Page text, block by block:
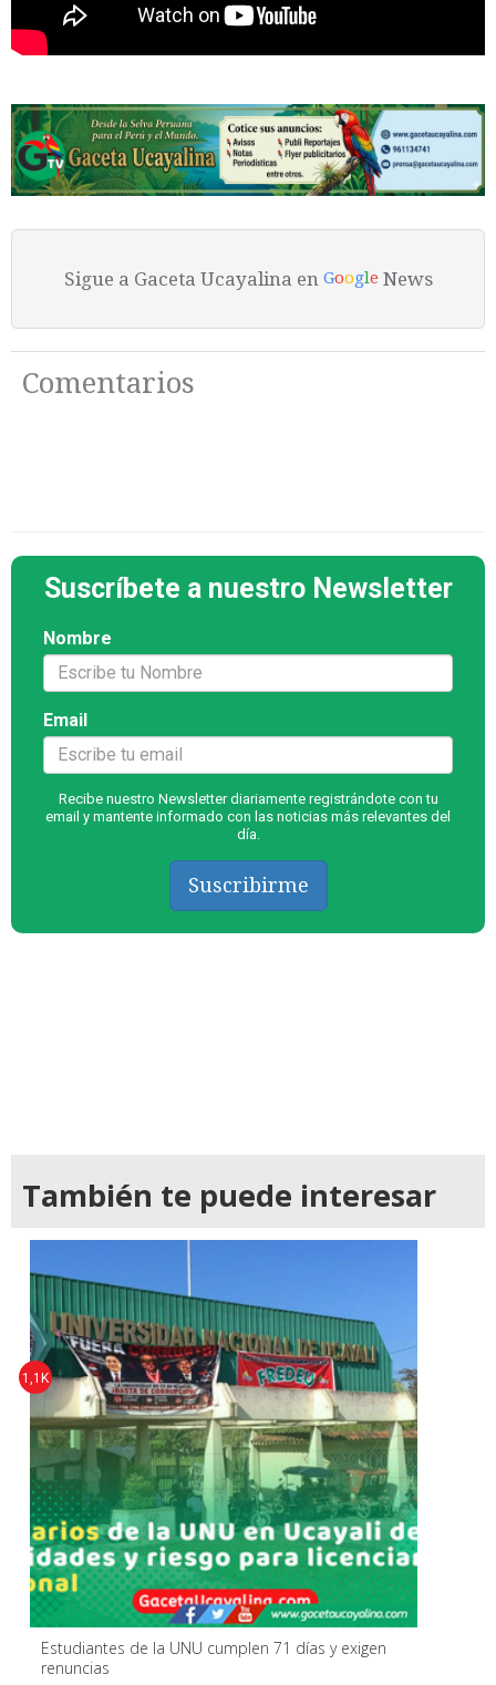
Sigue a Gaceta Ucayalina en Google News
Comentarios
Suscríbete a nuestro Newsletter
Nombre
Email
Recibe nuestro Newsletter diariamente registrándote con tu
email y mantente informado con las noticias más relevantes del
día.
Suscribirme
También te puede interesar
Estudiantes de la UNU cumplen 71 días y exigen
renuncias
1,1K